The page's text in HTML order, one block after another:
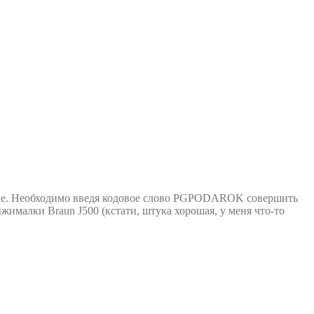
Необходимо введя кодовое слово PGPODAROK совершить
Braun J500 (кстати, штука хорошая, у меня что-то